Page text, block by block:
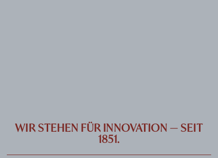
WIR STEHEN FÜR INNOVATION — SEIT
1851.